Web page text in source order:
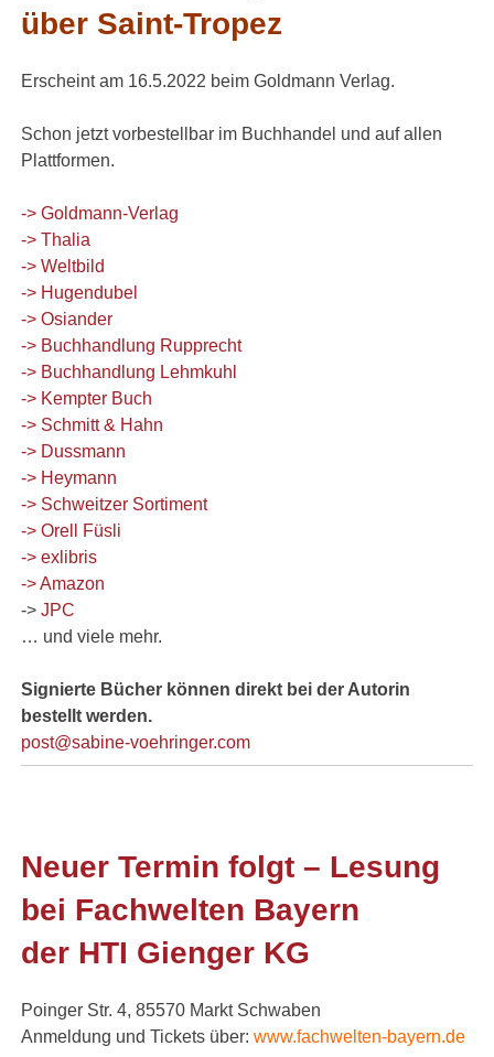
über Saint-Tropez
Erscheint am 16.5.2022 beim Goldmann Verlag.
Schon jetzt vorbestellbar im Buchhandel und auf allen
Plattformen.
-> Goldmann-Verlag
-> Thalia
-> Weltbild
-> Hugendubel
-> Osiander
-> Buchhandlung Rupprecht
-> Buchhandlung Lehmkuhl
-> Kempter Buch
-> Schmitt & Hahn
-> Dussmann
-> Heymann
-> Schweitzer Sortiment
-> Orell Füsli
-> exlibris
-> Amazon
->JPC
… und viele mehr.
Signierte Bücher können direkt bei der Autorin
bestellt werden.
post@sabine-voehringer.com
Neuer Termin folgt – Lesung
bei Fachwelten Bayern
der HTI Gienger KG
Poinger Str. 4, 85570 Markt Schwaben
Anmeldung und Tickets über:www.fachwelten-bayern.de